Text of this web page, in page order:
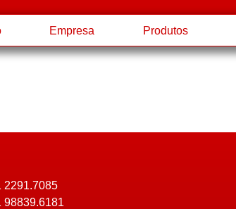
Empresa Produtos
2291.7085
98839.6181